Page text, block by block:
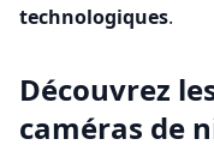
technologiques.
Découvrez
caméras de